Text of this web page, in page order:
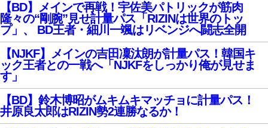
【BD】メインで再戦！宇佐美パトリックが筋肉
隆々の“剛腕”見せ計量パス「RIZINは世界のトッ
プ」、 BD王者・細川一颯はリベンジへ闘志全開
【NJKF】メインの吉田凜汰朗が計量パス！韓国キ
ック王者との一戦へ「NJKFをしっかり俺が見せま
す」
【BD】鈴木博昭がムキムキマッチョに計量パス！
井原良太郎はRIZIN勢2連勝なるか！